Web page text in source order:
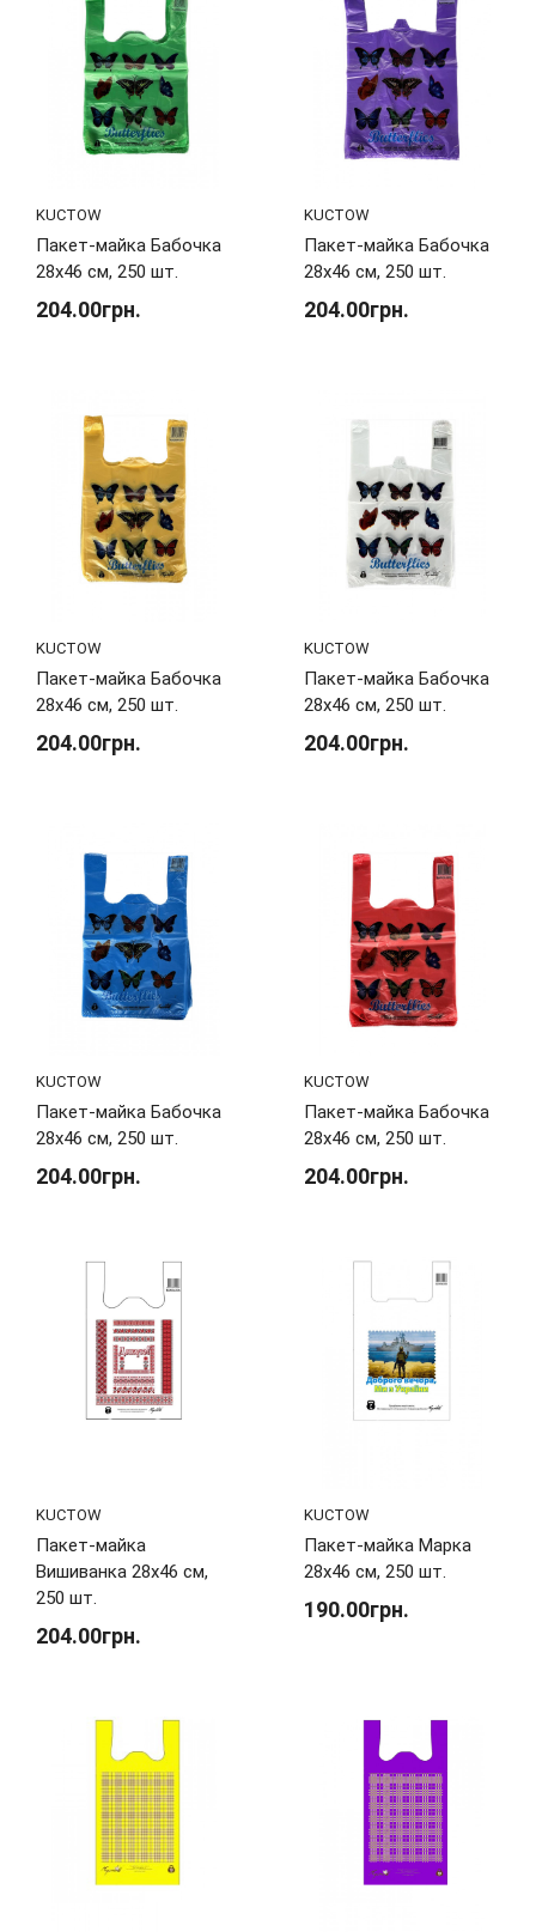
KUCTOW
Пакет-майка Бабочка
28х46 см, 250 шт.
204.00грн.
KUCTOW
Пакет-майка Бабочка
28х46 см, 250 шт.
204.00грн.
KUCTOW
Пакет-майка Бабочка
28х46 см, 250 шт.
204.00грн.
KUCTOW
Пакет-майка Бабочка
28х46 см, 250 шт.
204.00грн.
KUCTOW
Пакет-майка Бабочка
28х46 см, 250 шт.
204.00грн.
KUCTOW
Пакет-майка Бабочка
28х46 см, 250 шт.
204.00грн.
KUCTOW
Пакет-майка
Вишиванка 28х46 см,
250 шт.
204.00грн.
KUCTOW
Пакет-майка Марка
28х46 см, 250 шт.
190.00грн.